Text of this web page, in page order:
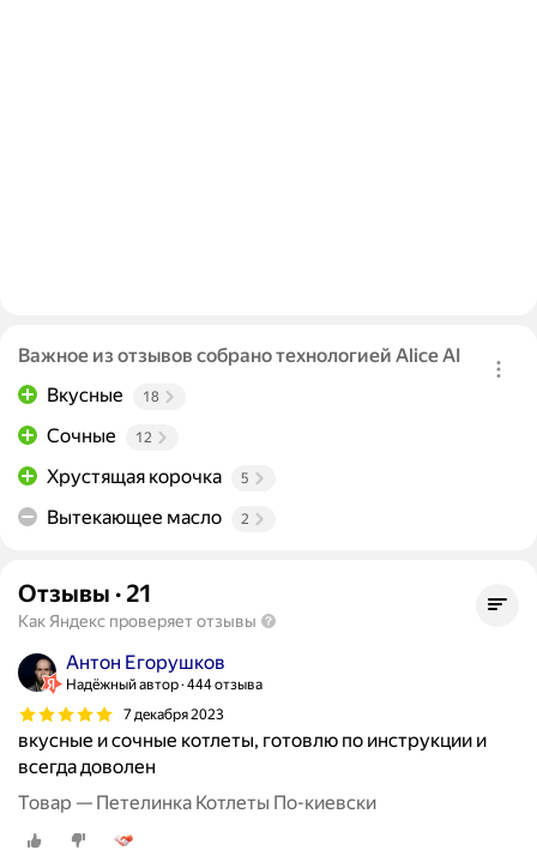
Важное из отзывов собрано технологией Alice AI
Вкусные
18
Сочные 12
Хрустящая корочка 5
Вытекающее масло 2
Отзывы · 21
Как Яндекс проверяет отзывы
Антон Егорушков
Надёжный автор 444 отзыва
7 декабря 2023
вкусные и сочные котлеты, готовлю по инструкции и
всегда доволен
Товар — Петелинка Котлеты По-киевски